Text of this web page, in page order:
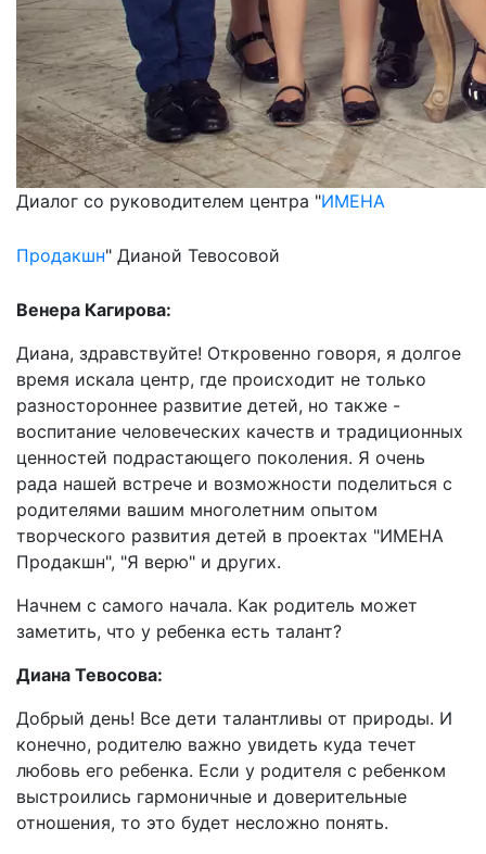
Диалог со руководителем центра "ИМЕНА
Продакшн" Дианой Тевосовой
Венера Кагирова:
Диана, здравствуйте! Откровенно говоря, я долгое
время искала центр, где происходит не только
разностороннее развитие детей, но также -
воспитание человеческих качеств и традиционных
ценностей подрастающего поколения. Я очень
рада нашей встрече и возможности поделиться с
родителями вашим многолетним опытом
творческого развития детей в проектах "ИМЕНА
Продакшн", "Я верю" и других.
Начнем с самого начала. Как родитель может
заметить, что у ребенка есть талант?
Диана Тевосова:
Добрый день! Все дети талантливы от природы. И
конечно, родителю важно увидеть куда течет
любовь его ребенка. Если у родителя с ребенком
выстроились гармоничные и доверительные
отношения, то это будет несложно понять.